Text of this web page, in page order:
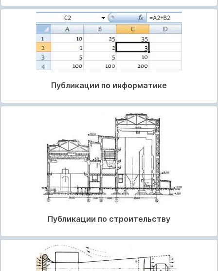
Публикации по информатике
Публикации по строительству